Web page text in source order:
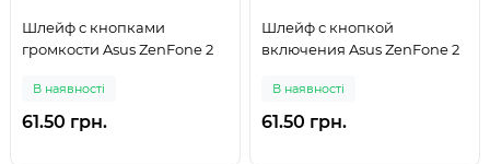
Шлейф с кнопками
громкости Asus ZenFone 2
В наявності
61.50 грн.
Шлейф с кнопкой
включения Asus ZenFone 2
В наявності
61.50 грн.